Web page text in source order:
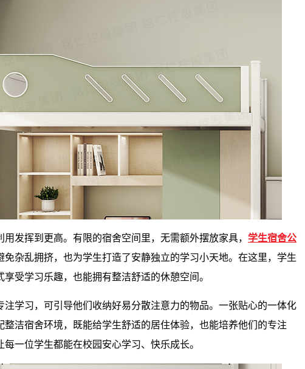
发挥到更高。有限的宿舍空间里，无需额外摆放家具， 学生宿舍公
免杂乱拥挤，也为学生打造了安静独立的学习小天地。在这里，学生
受学习乐趣，也能拥有整洁舒适的休憩空间。
注学习，可引导他们收纳好易分散注意力的物品。一张贴心的一体化
整洁宿舍环境，既能给学生舒适的居住体验，也能培养他们的专注
一位学生都能在校园安心学习、快乐成长。